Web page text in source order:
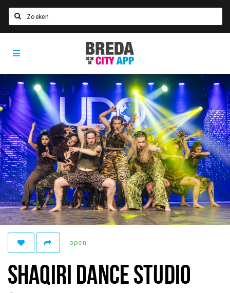
Home
Agenda
Deals
Party pics
Nieuws, interviews & blogs
Eten
Drinken
Slapen
Recreatief
Winkels
Winkelgebieden
Bezienswaardigheden
Breda
City
App
open
SHAQIRI DANCE STUDIO